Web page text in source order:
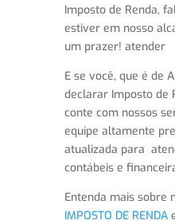
Imposto de Renda,
estiver em nosso
um prazer! atender
E se você, que é de
declarar Imposto de
conte com nossos
equipe altamente
atualizada para
contábeis e
Entenda mais sobre
IMPOSTO DE RENDA